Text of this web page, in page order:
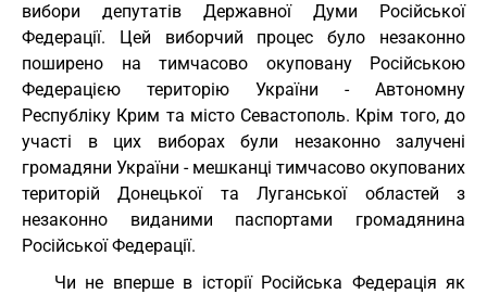
вибори депутатів Державної Думи Російської
Федерації. Цей виборчий процес було незаконно
поширено на тимчасово окуповану Російською
Федерацією територію України - Автономну
Республіку Крим та місто Севастополь. Крім того, до
участі в цих виборах були незаконно залучені
громадяни України - мешканці тимчасово окупованих
територій Донецької та Луганської областей з
незаконно виданими паспортами громадянина
Російської Федерації.
Чи не вперше в історії Російська Федерація як